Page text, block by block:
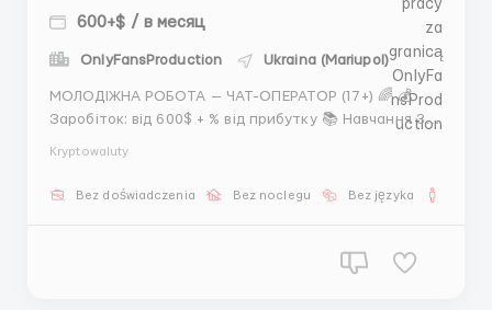
600+$ / в месяц
OnlyFansProduction Ukraina (Mariupol)
МОЛОДІЖНА РОБОТА — ЧАТ-ОПЕРАТОР (17+) 🌈 💰
Заробіток: від 600$ + % від прибутку 📚 Навчання 3
переписок з клієнтами 💌 — Підбір моделей 👗 —
Kryptowaluty
Bez doświadczenia Bez noclegu Bez języka